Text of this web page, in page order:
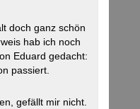
doch ganz schön
hab ich noch
Eduard gedacht:
passiert.
gefällt mir nicht.